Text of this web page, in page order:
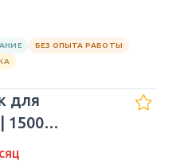
БЕЗ ОПЫТА РАБОТЫ
для
1500